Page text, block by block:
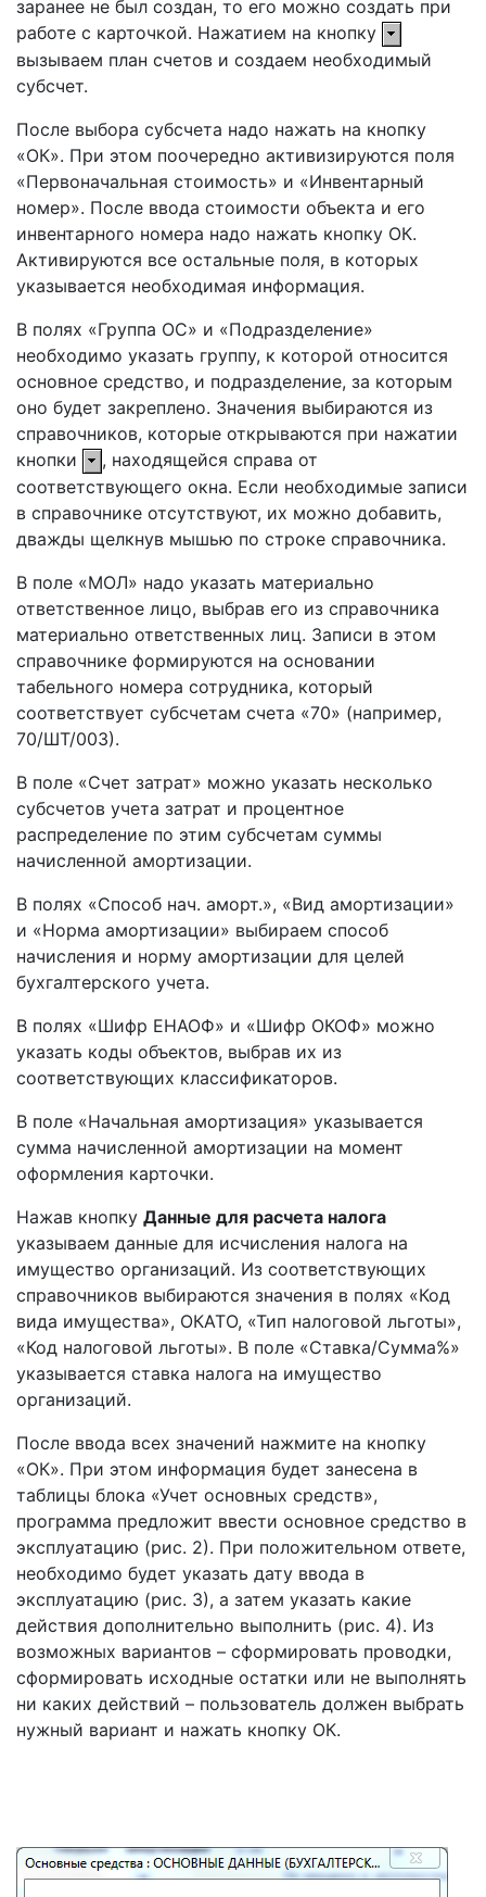
заранее не был создан, то его можно создать при
работе с карточкой. Нажатием на кнопку
вызываем план счетов и создаем необходимый
субсчет.
После выбора субсчета надо нажать на кнопку
«ОК». При этом поочередно активизируются поля
«Первоначальная стоимость» и «Инвентарный
номер». После ввода стоимости объекта и его
инвентарного номера надо нажать кнопку ОК.
Активируются все остальные поля, в которых
указывается необходимая информация.
В полях «Группа ОС» и «Подразделение»
необходимо указать группу, к которой относится
основное средство, и подразделение, за которым
оно будет закреплено. Значения выбираются из
справочников, которые открываются при нажатии
кнопки
, находящейся справа от
соответствующего окна. Если необходимые записи
в справочнике отсутствуют, их можно добавить,
дважды щелкнув мышью по строке справочника.
В поле «МОЛ» надо указать материально
ответственное лицо, выбрав его из справочника
материально ответственных лиц. Записи в этом
справочнике формируются на основании
табельного номера сотрудника, который
соответствует субсчетам счета «70» (например,
70/ШТ/003).
В поле «Счет затрат» можно указать несколько
субсчетов учета затрат и процентное
распределение по этим субсчетам суммы
начисленной амортизации.
В полях «Способ нач. аморт.», «Вид амортизации»
и «Норма амортизации» выбираем способ
начисления и норму амортизации для целей
бухгалтерского учета.
В полях «Шифр ЕНАОФ» и «Шифр ОКОФ» можно
указать коды объектов, выбрав их из
соответствующих классификаторов.
В поле «Начальная амортизация» указывается
сумма начисленной амортизации на момент
оформления карточки.
Нажав кнопку Данные для расчета налога
указываем данные для исчисления налога на
имущество организаций. Из соответствующих
справочников выбираются значения в полях «Код
вида имущества», ОКАТО, «Тип налоговой льготы»,
«Код налоговой льготы». В поле «Ставка/Сумма%»
указывается ставка налога на имущество
организаций.
После ввода всех значений нажмите на кнопку
«ОК». При этом информация будет занесена в
таблицы блока «Учет основных средств»,
программа предложит ввести основное средство в
эксплуатацию (рис. 2). При положительном ответе,
необходимо будет указать дату ввода в
эксплуатацию (рис. 3), а затем указать какие
действия дополнительно выполнить (рис. 4). Из
возможных вариантов – сформировать проводки,
сформировать исходные остатки или не выполнять
ни каких действий – пользователь должен выбрать
нужный вариант и нажать кнопку ОК.